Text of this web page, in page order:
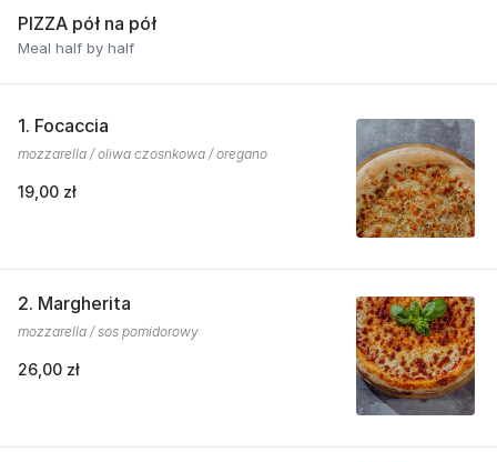
PIZZA pół na pół
Meal half by half
1. Focaccia
mozzarella / oliwa czosnkowa / oregano
19,00 zł
2. Margherita
mozzarella / sos pomidorowy
26,00 zł